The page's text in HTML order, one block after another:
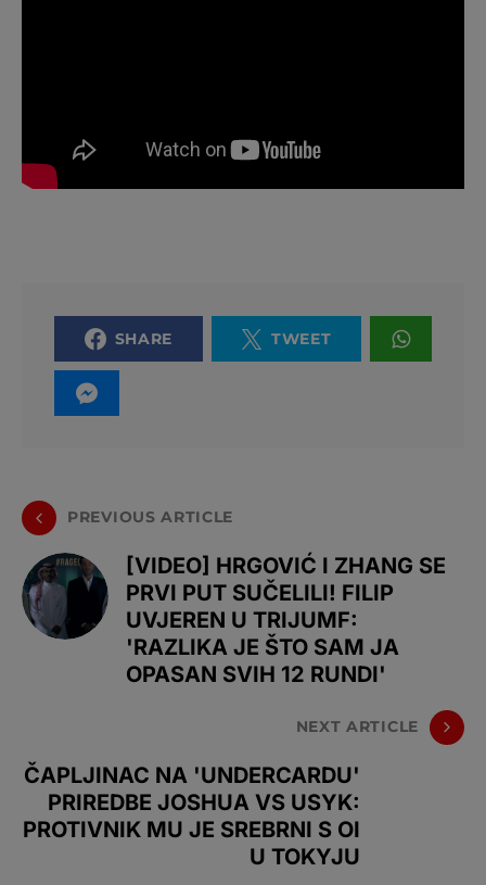
SHARE TWEET
PREVIOUS ARTICLE
[VIDEO] HRGOVIĆ I ZHANG SE
PRVI PUT SUČELILI! FILIP
UVJEREN U TRIJUMF:
'RAZLIKA JE ŠTO SAM JA
OPASAN SVIH 12 RUNDI'
NEXT ARTICLE
ČAPLJINAC NA 'UNDERCARDU'
PRIREDBE JOSHUA VS USYK:
PROTIVNIK MU JE SREBRNI S OI
U TOKYJU